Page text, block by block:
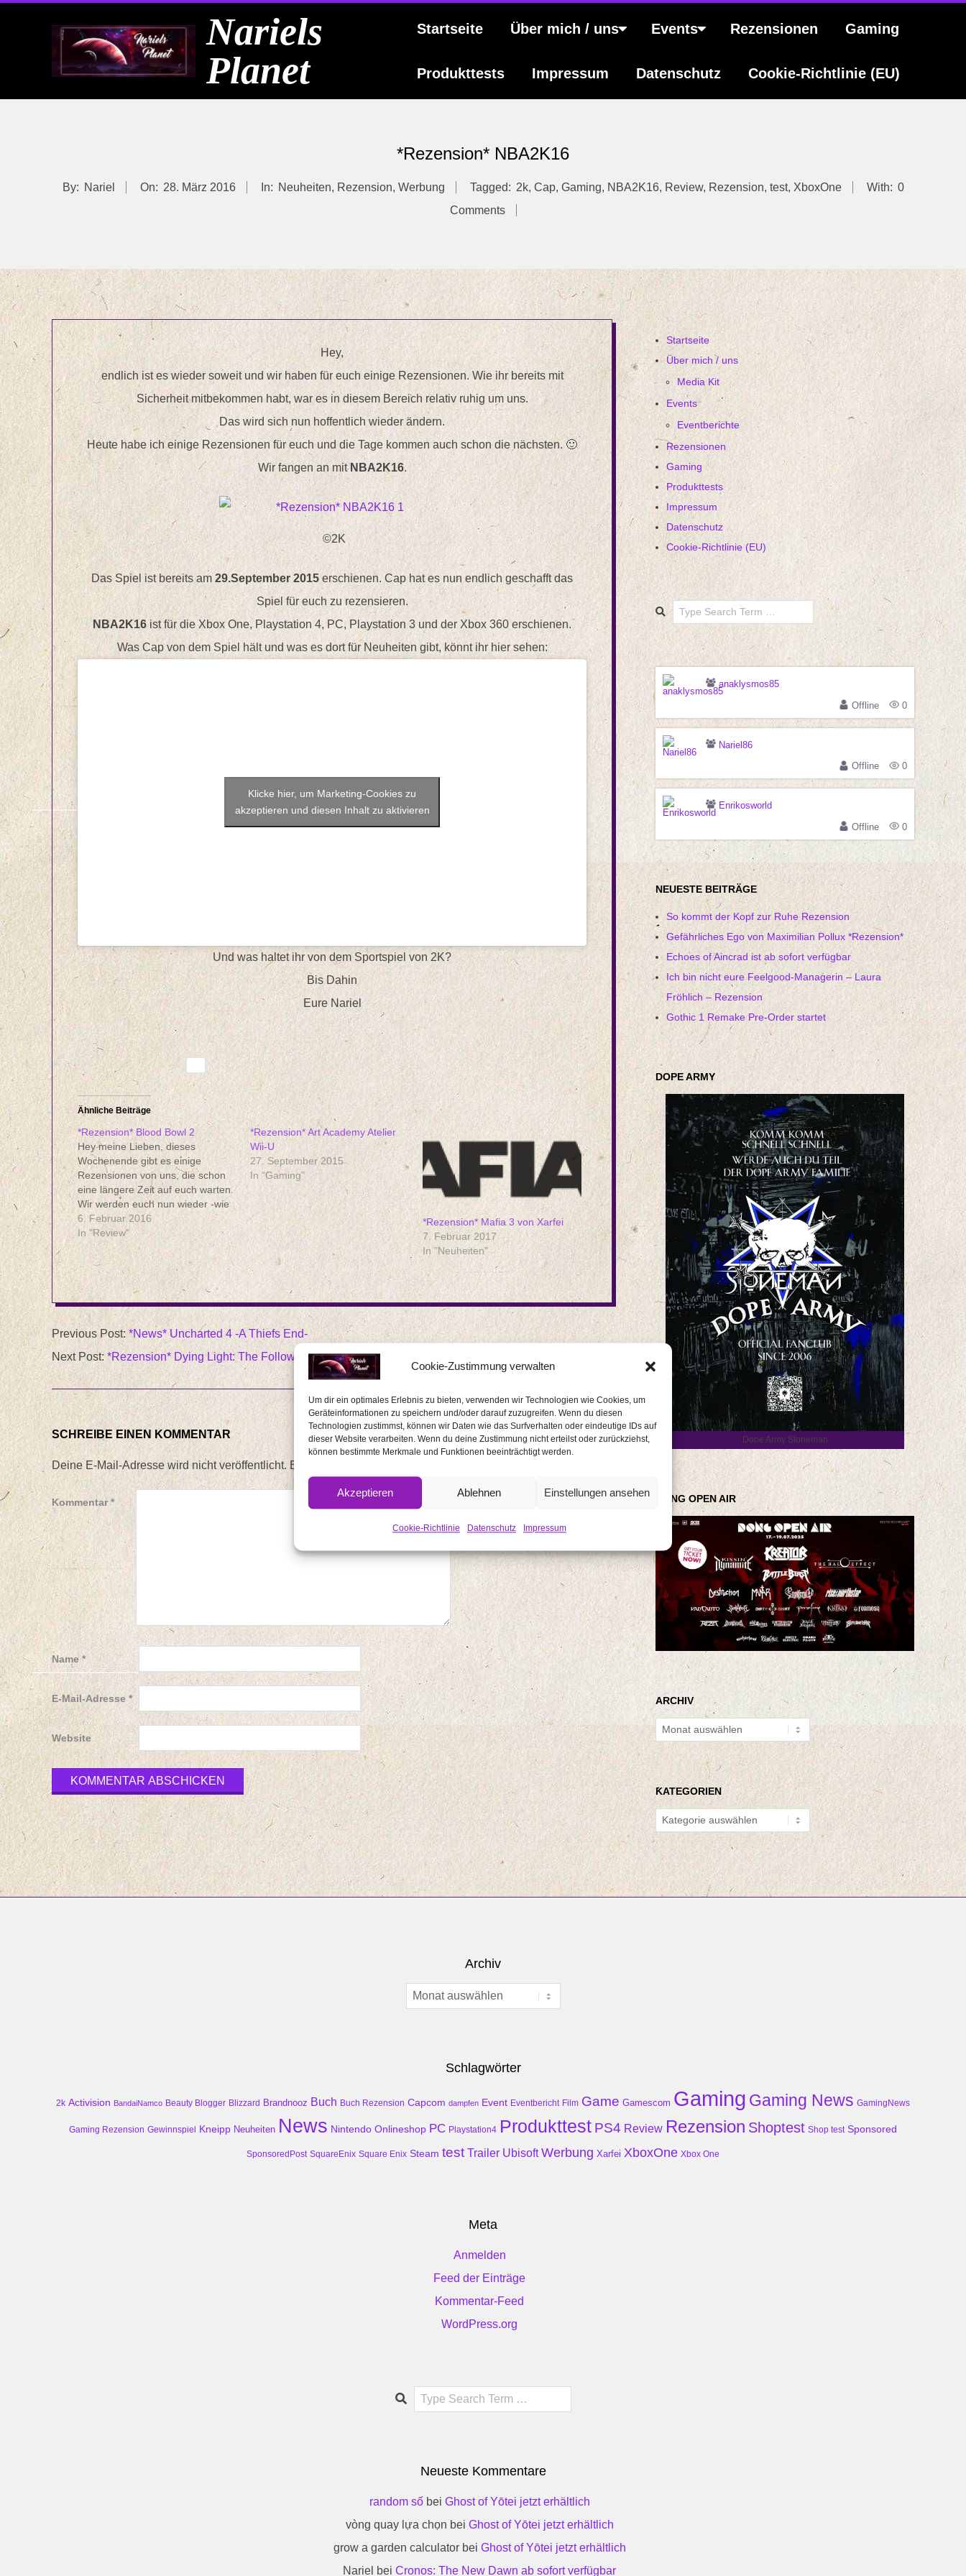
Cookie-Zustimmung verwalten
Um dir ein optimales Erlebnis zu bieten, verwenden wir Technologien wie Cookies, um
Geräteinformationen zu speichern und/oder darauf zuzugreifen. Wenn du diesen
Technologien zustimmst, können wir Daten wie das Surfverhalten oder eindeutige IDs auf
dieser Website verarbeiten. Wenn du deine Zustimmung nicht erteilst oder zurückziehst,
können bestimmte Merkmale und Funktionen beeinträchtigt werden.
Akzeptieren Ablehnen Einstellungen ansehen
Cookie-Richtlinie Datenschutz Impressum
Nariels
Planet
Startseite Über mich / uns Events Rezensionen Gaming
Produkttests Impressum Datenschutz Cookie-Richtlinie (EU)
*Rezension* NBA2K16
By: Nariel On: 28. März 2016 In: Neuheiten, Rezension, Werbung Tagged: 2k, Cap, Gaming, NBA2K16, Review, Rezension, test, XboxOne With: 0
Comments
Hey,
endlich ist es wieder soweit und wir haben für euch einige Rezensionen. Wie ihr bereits mit
Sicherheit mitbekommen habt, war es in diesem Bereich relativ ruhig um uns.
Das wird sich nun hoffentlich wieder ändern.
Heute habe ich einige Rezensionen für euch und die Tage kommen auch schon die nächsten. 🙂
Wir fangen an mitNBA2K16.
©2K
Das Spiel ist bereits am 29.September 2015 erschienen. Cap hat es nun endlich geschafft das
Spiel für euch zu rezensieren.
NBA2K16 ist für die Xbox One, Playstation 4, PC, Playstation 3 und der Xbox 360 erschienen.
Was Cap von dem Spiel hält und was es dort für Neuheiten gibt, könnt ihr hier sehen:
Klicke hier, um Marketing-Cookies zu
akzeptieren und diesen Inhalt zu aktivieren
Und was haltet ihr von dem Sportspiel von 2K?
Bis Dahin
Eure Nariel
Ähnliche Beiträge
*Rezension* Blood Bowl 2
Hey meine Lieben, dieses
Wochenende gibt es einige
Rezensionen von uns, die schon
eine längere Zeit auf euch warten.
Wir werden euch nun wieder -wie
bereits versprochen- regelmäßig
mit News und Rezensionen auf
dem neusten halten. Aber
kommen wir nun zu den Älteren
Sachen, die noch darauf warten,
besprochen zu…
6. Februar 2016
In "Review"
*Rezension* Art Academy Atelier
Wii-U
27. September 2015
In "Gaming"
*Rezension* Mafia 3 von Xarfei
7. Februar 2017
In "Neuheiten"
2016-
03-
28
Previous Post: *News* Uncharted 4 -A Thiefs End-
Next Post: *Rezension* Dying Light: The Following Enhanced Edition
SCHREIBE EINEN KOMMENTAR
Deine E-Mail-Adresse wird nicht veröffentlicht. Erforderliche Felder sind mit
Kommentar *
Name *
E-Mail-Adresse *
Website
Startseite
Über mich / uns
Media Kit
Events
Eventberichte
Rezensionen
Gaming
Produkttests
Impressum
Datenschutz
Cookie-Richtlinie (EU)
Search
anaklysmos85
Offline
0
Nariel86
Offline
0
Enrikosworld
Offline
0
NEUESTE BEITRÄGE
So kommt der Kopf zur Ruhe Rezension
Gefährliches Ego von Maximilian Pollux *Rezension*
Echoes of Aincrad ist ab sofort verfügbar
Ich bin nicht eure Feelgood-Managerin – Laura
Fröhlich – Rezension
Gothic 1 Remake Pre-Order startet
DOPE ARMY
Dope Army Stoneman
DONG OPEN AIR
ARCHIV
Archiv
KATEGORIEN
Kategorien
Archiv
Archiv
Schlagwörter
2k Activision BandaiNamco Beauty Blogger Blizzard Brandnooz Buch Buch Rezension Capcom dampfen Event Eventbericht Film Game Gamescom Gaming Gaming News GamingNews
Gaming Rezension Gewinnspiel Kneipp Neuheiten News Nintendo Onlineshop PC Playstation4 Produkttest PS4 Review Rezension Shoptest Shop test Sponsored
SponsoredPost SquareEnix Square Enix Steam test Trailer Ubisoft Werbung Xarfei XboxOne Xbox One
Meta
Anmelden
Feed der Einträge
Kommentar-Feed
WordPress.org
Search
Neueste Kommentare
random sốbei Ghost of Yōtei jetzt erhältlich
vòng quay lựa chọn bei Ghost of Yōtei jetzt erhältlich
grow a garden calculatorbei Ghost of Yōtei jetzt erhältlich
Nariel bei Cronos: The New Dawn ab sofort verfügbar